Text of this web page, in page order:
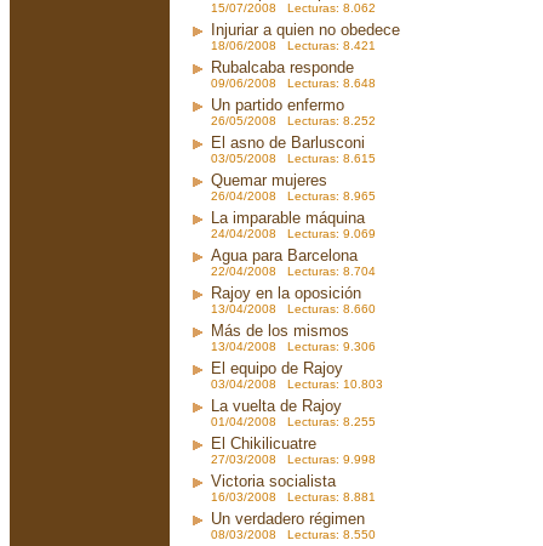
15/07/2008 Lecturas: 8.062
Injuriar a quien no obedece
18/06/2008 Lecturas: 8.421
Rubalcaba responde
09/06/2008 Lecturas: 8.648
Un partido enfermo
26/05/2008 Lecturas: 8.252
El asno de Barlusconi
03/05/2008 Lecturas: 8.615
Quemar mujeres
26/04/2008 Lecturas: 8.965
La imparable máquina
24/04/2008 Lecturas: 9.069
Agua para Barcelona
22/04/2008 Lecturas: 8.704
Rajoy en la oposición
13/04/2008 Lecturas: 8.660
Más de los mismos
13/04/2008 Lecturas: 9.306
El equipo de Rajoy
03/04/2008 Lecturas: 10.803
La vuelta de Rajoy
01/04/2008 Lecturas: 8.255
El Chikilicuatre
27/03/2008 Lecturas: 9.998
Victoria socialista
16/03/2008 Lecturas: 8.881
Un verdadero régimen
08/03/2008 Lecturas: 8.550